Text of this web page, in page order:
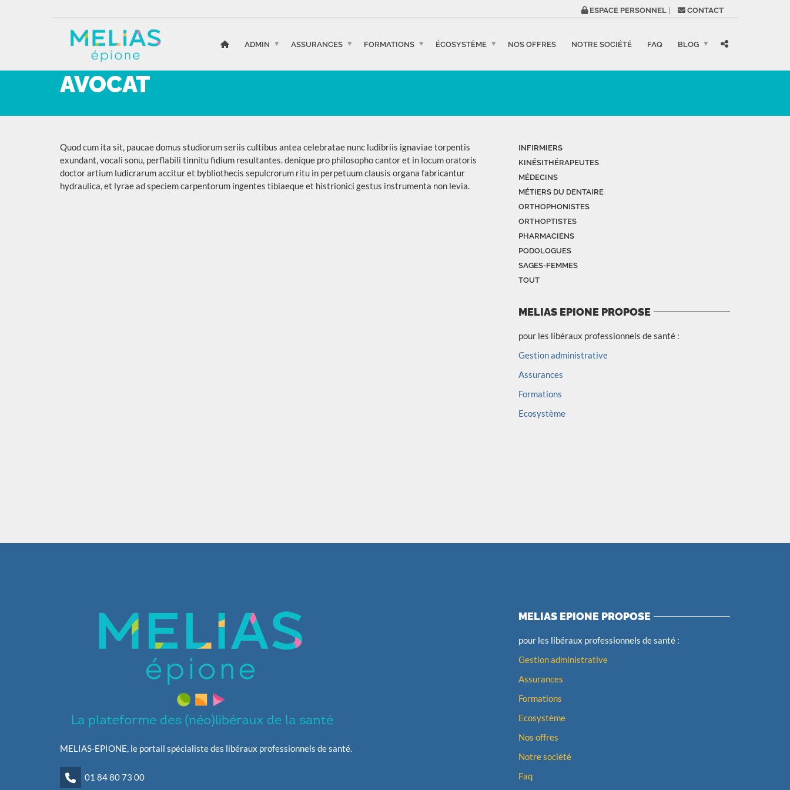
ESPACE PERSONNEL CONTACT
ADMIN ASSURANCES FORMATIONS ÉCOSYSTÈME NOS OFFRES NOTRE SOCIÉTÉ FAQ BLOG
AVOCAT
Quod cum ita sit, paucae domus studiorum seriis cultibus antea celebratae nunc ludibriis ignaviae torpentis
exundant, vocali sonu, perflabili tinnitu fidium resultantes. denique pro philosopho cantor et in locum oratoris
doctor artium ludicrarum accitur et bybliothecis sepulcrorum ritu in perpetuum clausis organa fabricantur
hydraulica, et lyrae ad speciem carpentorum ingentes tibiaeque et histrionici gestus instrumenta non levia.
INFIRMIERS
KINÉSITHÉRAPEUTES
MÉDECINS
MÉTIERS DU DENTAIRE
ORTHOPHONISTES
ORTHOPTISTES
PHARMACIENS
PODOLOGUES
SAGES-FEMMES
TOUT
MELIAS EPIONE PROPOSE
pour les libéraux professionnels de santé :
Gestion administrative
Assurances
Formations
Ecosystème
MELIAS-EPIONE, le portail spécialiste des libéraux professionnels de santé.
01 84 80 73 00
MELIAS EPIONE PROPOSE
pour les libéraux professionnels de santé :
Gestion administrative
Assurances
Formations
Ecosystème
Nos offres
Notre société
Faq